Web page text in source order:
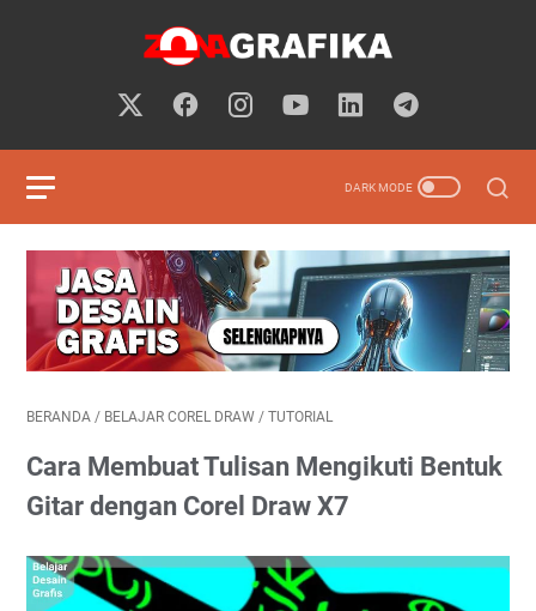
BERANDA / BELAJAR COREL DRAW / TUTORIAL
Cara Membuat Tulisan Mengikuti Bentuk
Gitar dengan Corel Draw X7